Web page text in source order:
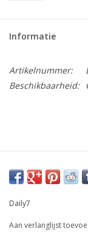
Informatie
Artikelnummer:
Beschikbaarheid:
Daily7
Aan verlanglijst